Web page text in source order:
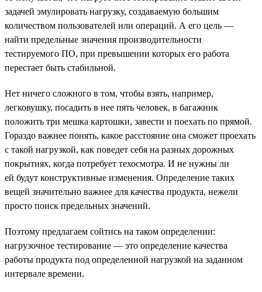
задачей эмулировать нагрузку, создаваемую большим
количеством пользователей или операций. А его цель —
найти предельные значения производительности
тестируемого ПО, при превышении которых его работа
перестает быть стабильной.
Нет ничего сложного в том, чтобы взять, например,
легковушку, посадить в нее пять человек, в багажник
положить три мешка картошки, завести и поехать по прямой.
Гораздо важнее понять, какое расстояние она сможет проехать
с такой нагрузкой, как поведет себя на разных дорожных
покрытиях, когда потребует техосмотра. И не нужны ли
ей будут конструктивные изменения. Определение таких
вещей значительно важнее для качества продукта, нежели
просто поиск предельных значений.
Поэтому предлагаем сойтись на таком определении:
нагрузочное тестирование — это определение качества
работы продукта под определенной нагрузкой на заданном
интервале времени.